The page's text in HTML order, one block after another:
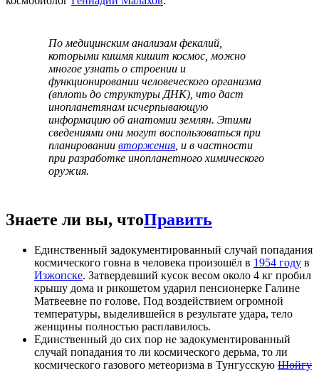
По медицинским анализам фекалий,
которыми кишмя кишит космос, можно
многое узнать о строении и
функционировании человеческого организма
(вплоть до структуры ДНК), что даст
инопланетянам исчерпывающую
информацию об анатомии землян. Этими
сведениями они могут воспользоваться при
планировании вторжения , и в частности
при разработке инопланетного химического
оружия.
Знаете ли вы, чтоПравить
Единственный задокументированный случай попадания
космического говна в человека произошёл в 1954 году в
Изжопске. Затвердевший кусок весом около 4 кг пробил
крышу дома и рикошетом ударил пенсионерке Галине
Матвеевне по голове. Под воздействием огромной
температуры, выделившейся в результате удара, тело
женщины полностью расплавилось.
Единственный до сих пор не задокументированный
случай попадания то ли космического дерьма, то ли
космического газового метеоризма в Тунгусскую Шойгу